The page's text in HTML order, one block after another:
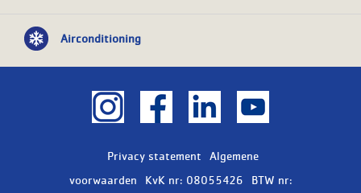
Airconditioning
Privacy statement
Algemene
voorwaarden
KvK nr: 08055426 BTW nr: